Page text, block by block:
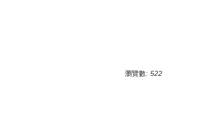
瀏覽數: 522